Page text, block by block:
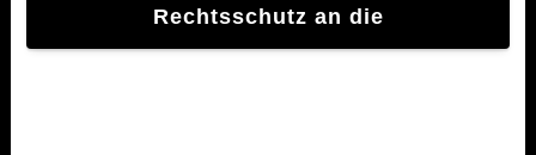
Rechtsschutz an die